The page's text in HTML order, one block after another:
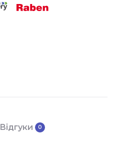
Відгуки 0